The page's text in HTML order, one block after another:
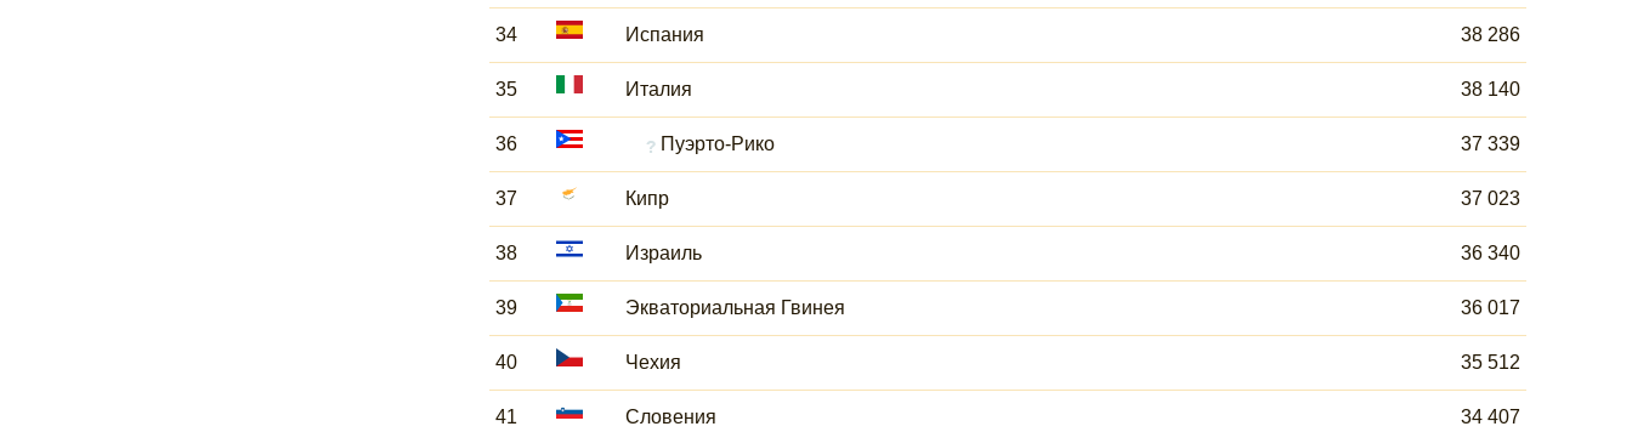
34 Испания 38 286
35 Италия 38 140
36 Пуэрто-Рико 37 339
37 Кипр 37 023
38 Израиль 36 340
39 Экваториальная Гвинея 36 017
40 Чехия 35 512
41 Словения 34 407